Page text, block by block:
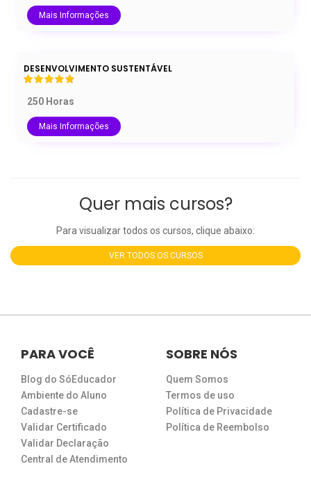
Mais Informações
DESENVOLVIMENTO SUSTENTÁVEL
250 Horas
Mais Informações
Quer mais cursos?
Para visualizar todos os cursos, clique abaixo:
VER TODOS OS CURSOS
PARA VOCÊ
Blog do SóEducador
Ambiente do Aluno
Cadastre-se
Validar Certificado
Validar Declaração
Central de Atendimento
SOBRE NÓS
Quem Somos
Termos de uso
Política de Privacidade
Política de Reembolso